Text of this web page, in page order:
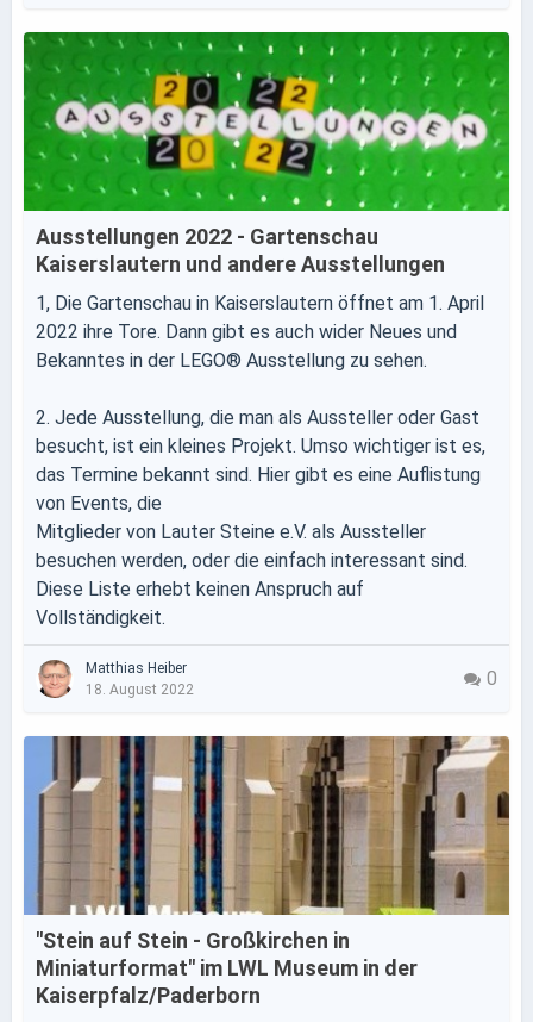
Ausstellungen 2022 - Gartenschau
Kaiserslautern und andere Ausstellungen
1, Die Gartenschau in Kaiserslautern öffnet am 1. April
2022 ihre Tore. Dann gibt es auch wider Neues und
Bekanntes in der LEGO® Ausstellung zu sehen.
2. Jede Ausstellung, die man als Aussteller oder Gast
besucht, ist ein kleines Projekt. Umso wichtiger ist es,
das Termine bekannt sind. Hier gibt es eine Auflistung
von Events, die
Mitglieder von Lauter Steine e.V. als Aussteller
besuchen werden, oder die einfach interessant sind.
Diese Liste erhebt keinen Anspruch auf
Vollständigkeit.
Matthias Heiber
18. August 2022
0
"Stein auf Stein - Großkirchen in
Miniaturformat" im LWL Museum in der
Kaiserpfalz/Paderborn